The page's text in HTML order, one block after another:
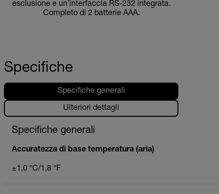
esclusione e un’interfaccia RS-232 integrata.
Completo di 2 batterie AAA.
Specifiche
Specifiche generali
Ulteriori dettagli
Specifiche generali
Accuratezza di base temperatura (aria)
±1,0 °C/1,8 °F